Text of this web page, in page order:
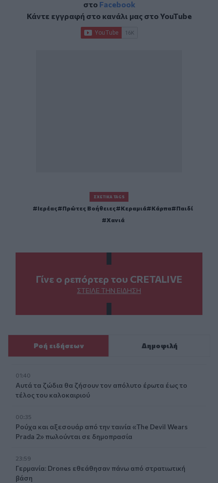
στο Facebook
Κάντε εγγραφή στο κανάλι μας στοYouTube
ΣΧΕΤΙΚΆ TAGS
Ιερέας Πρώτες Βοήθειες Κεραμιά Κάρπα
Παιδί
Χανιά
Γίνε ο ρεπόρτερ του CRETALIVE
ΣΤΕΊΛΕ ΤΗΝ ΕΊΔΗΣΗ
Ροή ειδήσεων Δημοφιλή
01:40
Αυτά τα ζώδια θα ζήσουν τον απόλυτο έρωτα έως το
τέλος του καλοκαιριού
00:35
Ρούχα και αξεσουάρ από την ταινία «The Devil Wears
Prada 2» πωλούνται σε δημοπρασία
23:59
Γερμανία: Drones εθεάθησαν πάνω από στρατιωτική
βάση